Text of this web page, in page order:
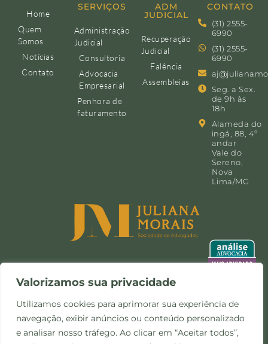
Valorizamos sua privacidade
Utilizamos cookies para aprimorar sua experiência de
navegação, exibir anúncios ou conteúdo personalizado
e analisar nosso tráfego. Ao clicar em “Aceitar todos”,
Home
Quem
Somos
Notícias
Contato
SERVIÇOS
Administração
Judicial
Consultoria
Advocacia
Empresarial
Penhora de
faturamento
ADM
JUDICIAL
Recuperação
Judicial
Falência
Assembleias
CONTATO
(31) 2555-
6990
(31) 2555-
6990
Seg. a Sex.
de 9h às
18h
Alameda do
ingá, 88, 4º
andar
Vale do
Sereno,
Nova
Lima/MG
Política de
Privacidade e Cookies
©Copyright 2024 -
Todos os direitos
reservados.
Site desenvolvido pela
Otimize Comunicação